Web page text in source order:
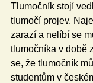
Tlumočník stojí
tlumočí projev.
zarazí a nelíbí se
tlumočníka v době
se, že tlumočník
studentům v